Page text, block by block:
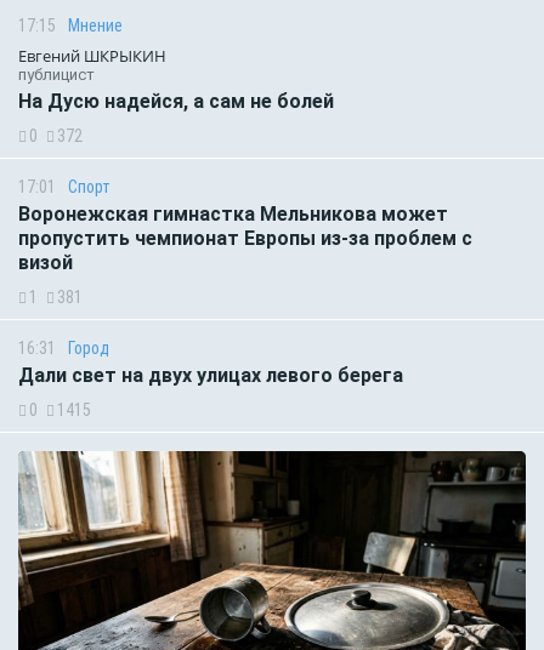
17:15 Мнение
Евгений ШКРЫКИН
публицист
На Дусю надейся, а сам не болей
0 372
17:01 Спорт
Воронежская гимнастка Мельникова может
пропустить чемпионат Европы из-за проблем с
визой
1 381
16:31 Город
Дали свет на двух улицах левого берега
0 1415